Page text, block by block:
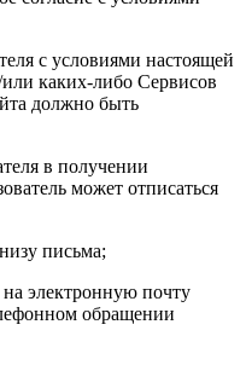
с условиями настоящей
каких-либо Сервисов
должно быть
в получении
может отписаться
письма;
электронную почту
обращении